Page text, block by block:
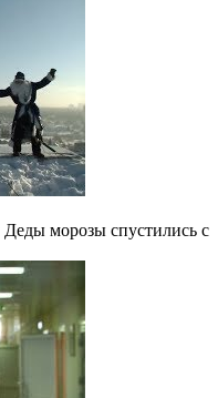
Деды морозы спустились с